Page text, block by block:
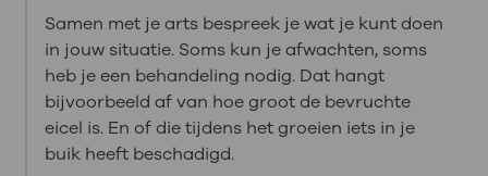
Samen met je arts bespreek je wat je kunt doen
in jouw situatie. Soms kun je afwachten, soms
heb je een behandeling nodig. Dat hangt
bijvoorbeeld af van hoe groot de bevruchte
eicel is. En of die tijdens het groeien iets in je
buik heeft beschadigd.